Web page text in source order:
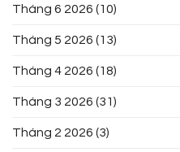
Tháng 6 2026 (10)
Tháng 5 2026 (13)
Tháng 4 2026 (18)
Tháng 3 2026 (31)
Tháng 2 2026 (3)